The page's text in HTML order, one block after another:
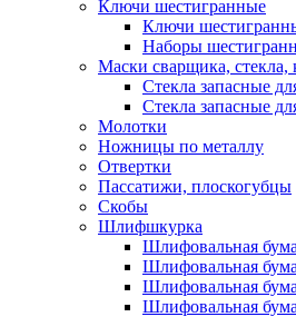
Ключи шестигранные
Ключи
Наборы
Маски сварщика, стекла,
Стекла запасные
Стекла запасные
Молотки
Ножницы по металлу
Отвертки
Пассатижи, плоскогубцы
Скобы
Шлифшкурка
Шлифовальная
Шлифовальная
Шлифовальная
Шлифовальная